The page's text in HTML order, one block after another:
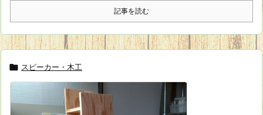
記事を読む
 スピーカー・木工